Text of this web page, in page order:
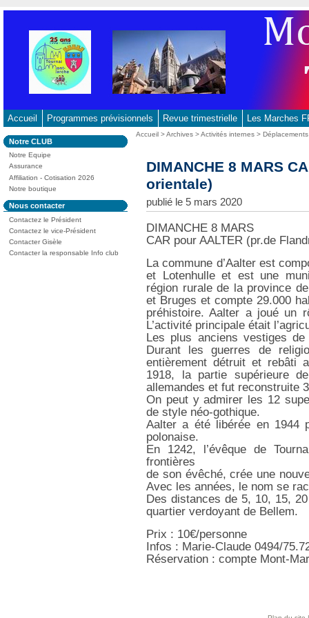
contenu
principal
-
Aller
à
la
recherche
Accueil Programmes prévisionnels Revue trimestrielle Les Marches
Dans
la
rubrique
:
Notre CLUB
Notre Equipe
Assurance
Affiliation - Cotisation 2026
Notre boutique
Dans
la
rubrique
:
Nous contacter
Contactez le Président
Contactez le vice-Président
Contacter Gisèle
Contacter la responsable Info club
Vous
Accueil >Archives >Activités internes >
DIMANCHE 8 MARS
orientale)
publié le 5 mars 2020
DIMANCHE 8 MARS
CAR pour AALTER (pr.de
La commune d’Aalter est
et Lotenhulle et est une
région rurale de la province
et Bruges et compte 29.000
préhistoire. Aalter a joué un
L’activité principale était
Les plus anciens vestiges
Durant les guerres de
entièrement détruit et rebâti
1918, la partie supérieure
allemandes et fut reconstruite
On peut y admirer les 12
de style néo-gothique.
Aalter a été libérée en 1944
polonaise.
En 1242, l’évêque de
frontières
de son évêché, crée une
Avec les années, le nom se
Des distances de 5, 10, 15,
quartier verdoyant de Bellem.
Prix : 10€/personne
Infos : Marie-Claude 0494/
Réservation : compte Mont-